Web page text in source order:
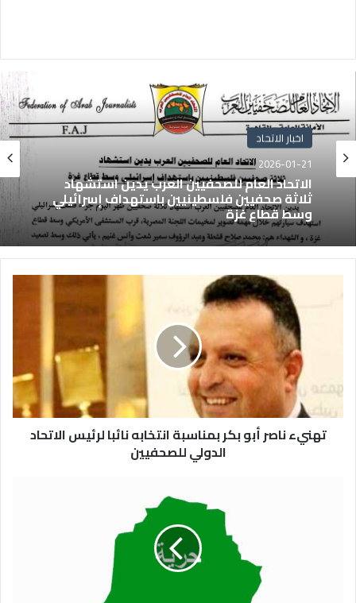
اخبار الاتحاد
2026-01-21
الاتحاد العام للصحفيين العرب يدين استشهاد
ثلاثة صحفيين فلسطينيين باستهداف إسرائيلي
وسط قطاع غزة
تهنيء ناصر أبو بكر بمناسبة انتخابه نائبا لرئيس الاتحاد
الدولي للصحفيين